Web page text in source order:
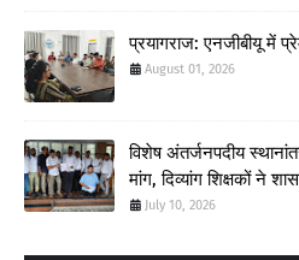
प्रयागराज: एनजीबीयू में
August 01, 2026
विशेष अंतर्जनपदीय
मांग, दिव्यांग शिक्षकों ने
July 10, 2026